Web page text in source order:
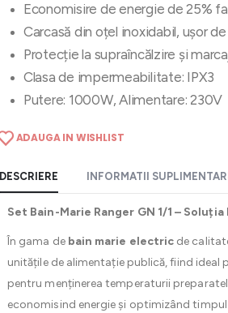
Economisire de energie de 25%
Carcasă din oțel inoxidabil, ușor
Protecție la supraîncălzire și
Clasa de impermeabilitate: IPX3
Putere: 1000W, Alimentare: 230V
ADAUGA IN WISHLIST
DESCRIERE INFORMATII
Set Bain-Marie Ranger GN 1/1 –
În gama de bain marie electric de
unitățile de alimentație publică, fiind
pentru menținerea temperaturii
economisind energie și optimizând